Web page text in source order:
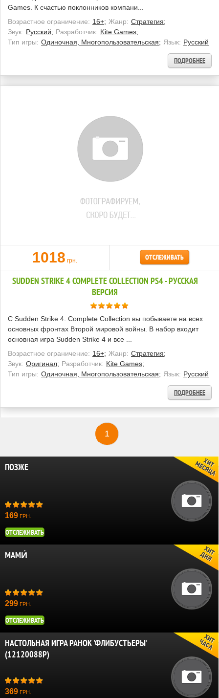
Games. К счастью поклонников компани...
Возрастное ограничение: 16+; Жанр: Стратегия;
Звук: Русский; Разработчик: Kite Games;
Тип игры: Одиночная, Многопользовательская; Язык: Русский
ПОДРОБНЕЕ
1018 грн. ОТСЛЕЖИВАТЬ
SUDDEN STRIKE 4 COMPLETE COLLECTION PS4 - РУССКАЯ
ВЕРСИЯ
С Sudden Strike 4. Complete Collection вы побываете на всех
основных фронтах Второй мировой войны. В набор входит
основная игра Sudden Strike 4 и все ...
Возрастное ограничение: 16+; Жанр: Стратегия;
Звук: Оригинал; Разработчик: Kite Games;
Тип игры: Одиночная, Многопользовательская; Язык: Русский
ПОДРОБНЕЕ
1
ПОЗЖЕ
169 ГРН.
ОТСЛЕЖИВАТЬ
МАМИ́
299 ГРН.
ОТСЛЕЖИВАТЬ
НАСТОЛЬНАЯ ИГРА РАНОК 'ФЛИБУСТЬЕРЫ'
(12120088Р)
369 ГРН.